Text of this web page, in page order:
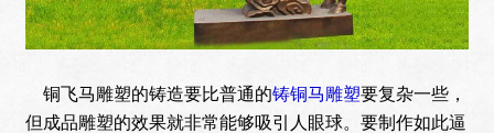
铜飞马雕塑的铸造要比普通的铸铜马雕塑要复杂一些，
但成品雕塑的效果就非常能够吸引人眼球。要制作如此逼